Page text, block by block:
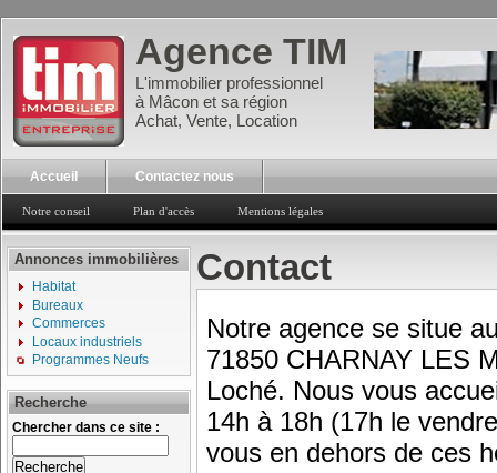
Agence TIM
L'immobilier professionnel
à Mâcon et sa région
Achat, Vente, Location
Accueil Contactez nous
Notre conseil Plan d'accès Mentions légales
Annonces immobilières
Habitat
Bureaux
Commerces
Locaux industriels
Programmes Neufs
Recherche
Chercher dans ce site :
Contact
Notre agence se situe
71850 CHARNAY LES
Loché. Nous vous
14h à 18h (17h le
vous en dehors de ces